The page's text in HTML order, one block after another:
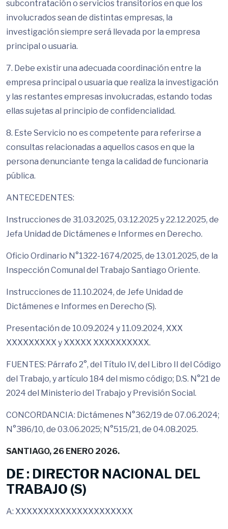
subcontratación o servicios transitorios en que los
involucrados sean de distintas empresas, la
investigación siempre será llevada por la empresa
principal o usuaria.
7. Debe existir una adecuada coordinación entre la
empresa principal o usuaria que realiza la investigación
y las restantes empresas involucradas, estando todas
ellas sujetas al principio de confidencialidad.
8. Este Servicio no es competente para referirse a
consultas relacionadas a aquellos casos en que la
persona denunciante tenga la calidad de funcionaria
pública.
ANTECEDENTES:
Instrucciones de 31.03.2025, 03.12.2025 y 22.12.2025, de
Jefa Unidad de Dictámenes e Informes en Derecho.
Oficio Ordinario N°1322-1674/2025, de 13.01.2025, de la
Inspección Comunal del Trabajo Santiago Oriente.
Instrucciones de 11.10.2024, de Jefe Unidad de
Dictámenes e Informes en Derecho (S).
Presentación de 10.09.2024 y 11.09.2024, XXX
XXXXXXXXX y XXXXX XXXXXXXXXX.
FUENTES: Párrafo 2°, del Título IV, del Libro II del Código
del Trabajo, y artículo 184 del mismo código; D.S. N°21 de
2024 del Ministerio del Trabajo y Previsión Social.
CONCORDANCIA: Dictámenes N°362/19 de 07.06.2024;
N°386/10, de 03.06.2025; N°515/21, de 04.08.2025.
SANTIAGO, 26 ENERO 2026.
DE : DIRECTOR NACIONAL DEL
TRABAJO (S)
A: XXXXXXXXXXXXXXXXXXXXX